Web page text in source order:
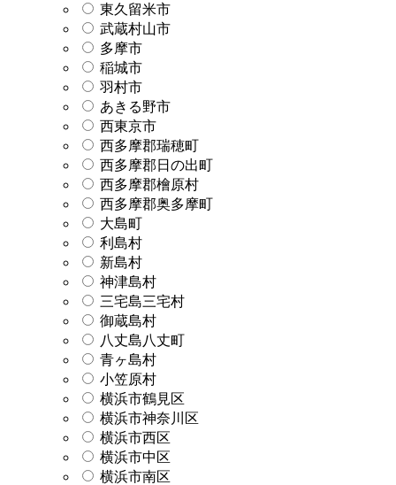
東久留米市
武蔵村山市
多摩市
稲城市
羽村市
あきる野市
西東京市
西多摩郡瑞穂町
西多摩郡日の出町
西多摩郡檜原村
西多摩郡奥多摩町
大島町
利島村
新島村
神津島村
三宅島三宅村
御蔵島村
八丈島八丈町
青ヶ島村
小笠原村
横浜市鶴見区
横浜市神奈川区
横浜市西区
横浜市中区
横浜市南区